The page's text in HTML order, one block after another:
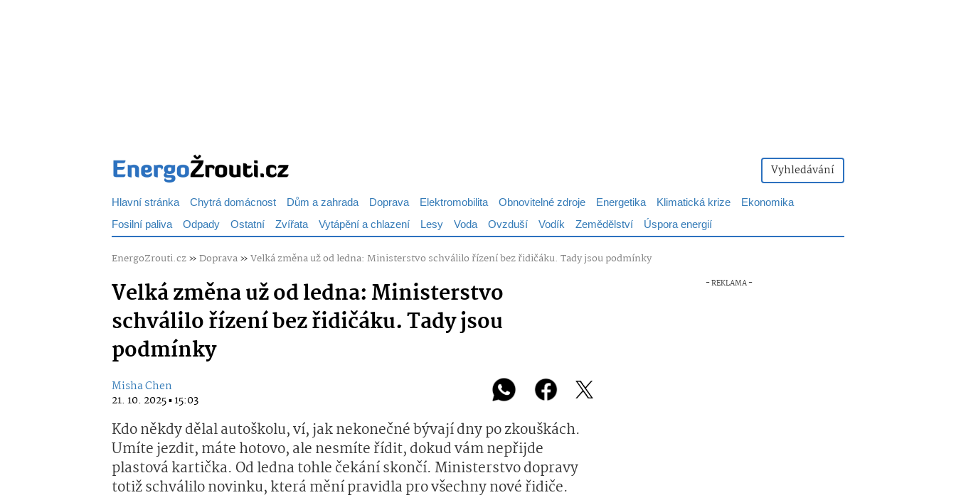
Vyhledávání
Hlavní stránka Chytrá domácnost Dům a zahrada Doprava Elektromobilita Obnovitelné zdroje Energetika Klimatická krize
Ekonomika
Fosilní paliva Odpady Ostatní Zvířata Vytápění a chlazení Lesy Voda Ovzduší Vodík Zemědělství Úspora energií
EnergoZrouti.cz»Doprava»Velká změna už od ledna: Ministerstvo schválilo řízení bez řidičáku. Tady jsou podmínky
Velká změna už od ledna: Ministerstvo
schválilo řízení bez řidičáku. Tady jsou
podmínky
Misha Chen
21. 10. 2025 ▪ 15:03
Kdo někdy dělal autoškolu, ví, jak nekonečné bývají dny po zkouškách.
Umíte jezdit, máte hotovo, ale nesmíte řídit, dokud vám nepřijde
plastová kartička. Od ledna tohle čekání skončí. Ministerstvo dopravy
totiž schválilo novinku, která mění pravidla pro všechny nové řidiče.